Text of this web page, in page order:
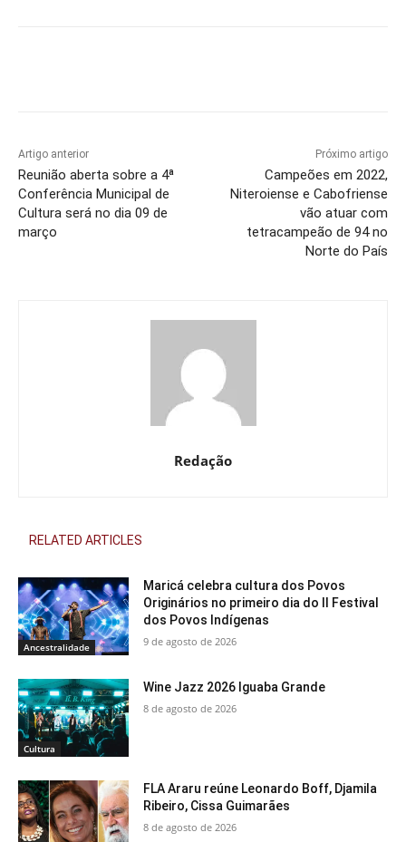
Artigo anterior
Reunião aberta sobre a 4ª
Conferência Municipal de
Cultura será no dia 09 de
março
Próximo artigo
Campeões em 2022,
Niteroiense e Cabofriense
vão atuar com
tetracampeão de 94 no
Norte do País
Redação
RELATED ARTICLES
Ancestralidade
Maricá celebra cultura dos Povos
Originários no primeiro dia do II Festival
dos Povos Indígenas
9 de agosto de 2026
Cultura
Wine Jazz 2026 Iguaba Grande
8 de agosto de 2026
FLA Araru reúne Leonardo Boff, Djamila
Ribeiro, Cissa Guimarães
8 de agosto de 2026